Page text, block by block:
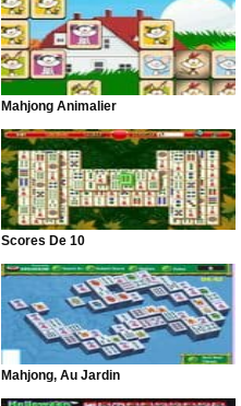
Mahjong Animalier
Scores De 10
Mahjong, Au Jardin